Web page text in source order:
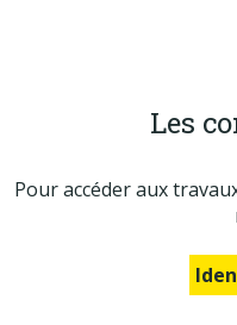
Les
Pour accéder aux